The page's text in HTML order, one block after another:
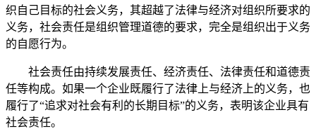
织自己目标的社会义务，其超越了法律与经济对组织所要求的
义务，社会责任是组织管理道德的要求，完全是组织出于义务
的自愿行为。
社会责任由持续发展责任、经济责任、法律责任和道德责
任等构成。如果一个企业既履行了法律上与经济上的义务，也
履行了“追求对社会有利的长期目标”的义务，表明该企业具有
社会责任。